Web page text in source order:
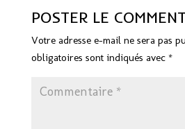
POSTER LE
Votre adresse e-mail ne sera pas
obligatoires sont indiqués avec *